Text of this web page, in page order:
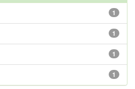
1
1
1
1